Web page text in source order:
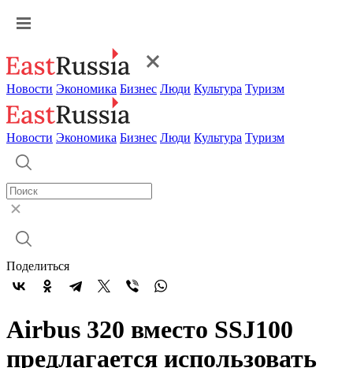
Новости Экономика Бизнес Люди Культура Туризм
Новости Экономика Бизнес Люди Культура Туризм
Поделиться
Airbus 320 вместо SSJ100
предлагается использовать